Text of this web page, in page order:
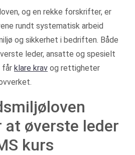
og en rekke forskrifter, er
rundt systematisk arbeid
og sikkerhet i bedriften. Både
leder, ansatte og spesielt
får klare krav og rettigheter
at øverste leder
kurs